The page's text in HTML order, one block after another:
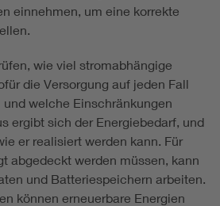
einnehmen, um eine korrekte
wie viel stromabhängige
die Versorgung auf jeden Fall
welche Einschränkungen
ergibt sich der Energiebedarf, und
er realisiert werden kann. Für
abgedeckt werden müssen, kann
und Batteriespeichern arbeiten.
können erneuerbare Energien